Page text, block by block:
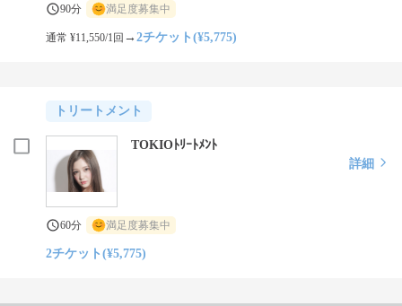
90分 満足度募集中
通常 ¥11,550/1回 →2チケット(¥5,775)
トリートメント
TOKIOﾄﾘｰﾄﾒﾝﾄ
詳細
60分 満足度募集中
2チケット(¥5,775)